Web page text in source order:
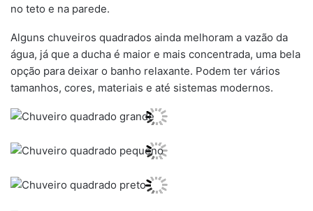
no teto e na parede.
Alguns chuveiros quadrados ainda melhoram a vazão da
água, já que a ducha é maior e mais concentrada, uma bela
opção para deixar o banho relaxante. Podem ter vários
tamanhos, cores, materiais e até sistemas modernos.